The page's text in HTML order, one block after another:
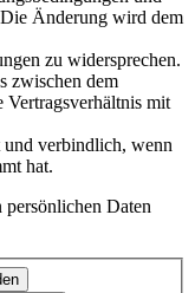
Änderung wird dem
zu widersprechen.
zwischen dem
Vertragsverhältnis mit
und verbindlich, wenn
hat.
Daten